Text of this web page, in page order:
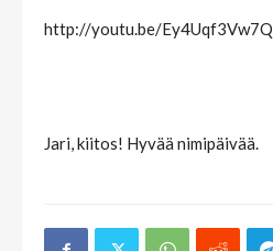
http://youtu.be/Ey4Uqf3Vw7Q
Jari, kiitos! Hyvää nimipäivää.